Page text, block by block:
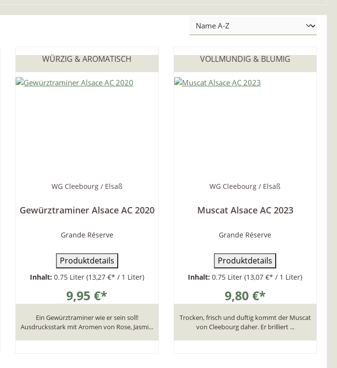
WÜRZIG & AROMATISCH
WG Cleebourg / Elsaß
Gewürztraminer Alsace AC 2020
Grande Réserve
Produktdetails
Inhalt: 0.75 Liter (13,27 €* / 1 Liter)
9,95 €*
Ein Gewürztraminer wie er sein soll!
Ausdrucksstark mit Aromen von Rose, Jasmi...
VOLLMUNDIG & BLUMIG
WG Cleebourg / Elsaß
Muscat Alsace AC 2023
Grande Réserve
Produktdetails
Inhalt:0.75 Liter(13,07 €* / 1 Liter)
9,80 €*
Trocken, frisch und duftig kommt der Muscat
von Cleebourg daher. Er brilliert ...